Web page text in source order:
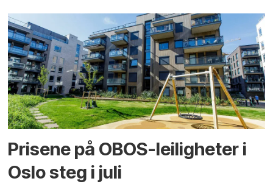
Prisene på OBOS-leiligheter i
Oslo steg i juli